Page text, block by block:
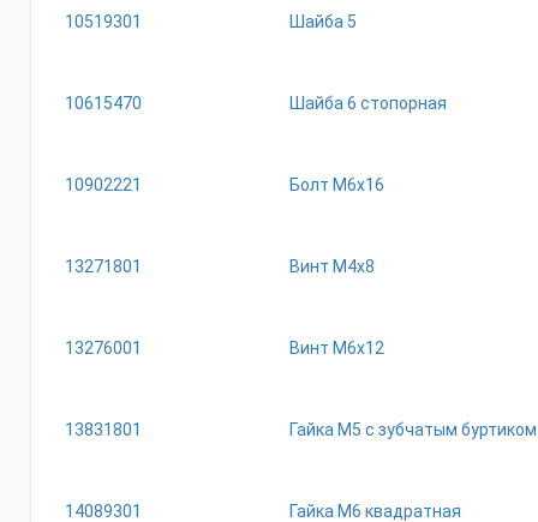
10519301 Шайба 5
10615470 Шайба 6 стопорная
10902221 Болт М6х16
13271801 Винт М4х8
13276001 Винт М6х12
13831801 Гайка М5 с зубчатым буртиком
14089301 Гайка М6 квадратная